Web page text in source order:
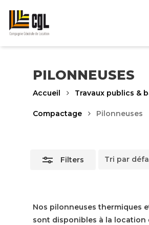
main
content
PILONNEUSES
Accueil Travaux publics &
Compactage Pilonneuses
Filters
Nos pilonneuses thermiques
sont disponibles à la location